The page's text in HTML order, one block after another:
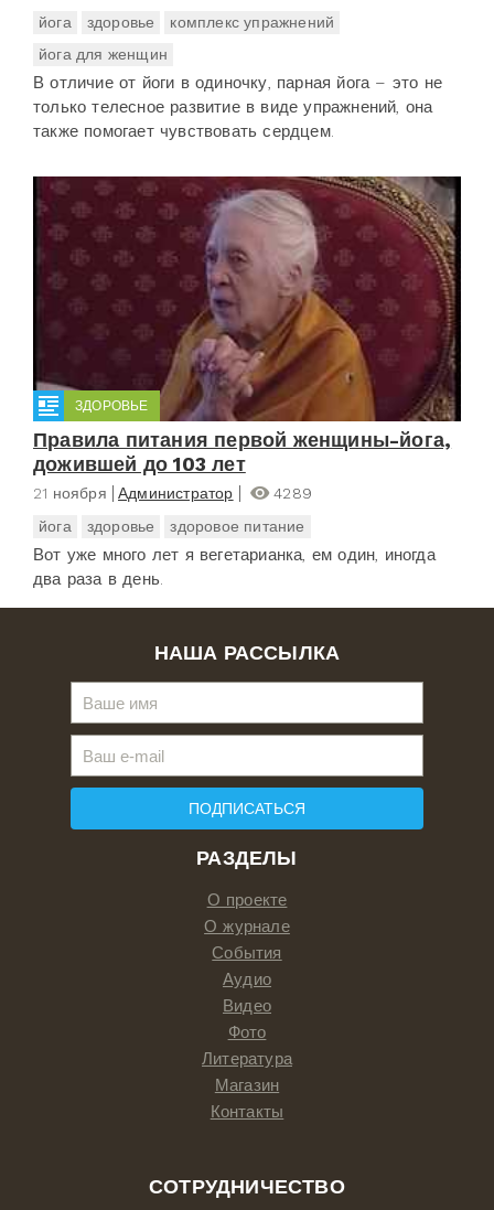
йога
здоровье
комплекс упражнений
йога для женщин
В отличие от йоги в одиночку, парная йога – это не
только телесное развитие в виде упражнений, она
также помогает чувствовать сердцем.
ЗДОРОВЬЕ
Правила питания первой женщины-йога,
дожившей до 103 лет
21 ноября Администратор
4289
йога
здоровье здоровое питание
Вот уже много лет я вегетарианка, ем один, иногда
два раза в день.
РАЗДЕЛЫ
О проекте
О журнале
События
Аудио
Видео
Фото
Литература
Магазин
Контакты
СОТРУДНИЧЕСТВО
НАША РАССЫЛКА
ПОДПИСАТЬСЯ